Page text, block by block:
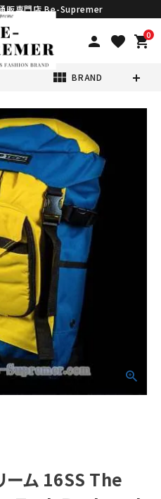
販専門店 Be-Supremer
person favorite 0
shopping_cart
view_module BRAND
ム 16SS The